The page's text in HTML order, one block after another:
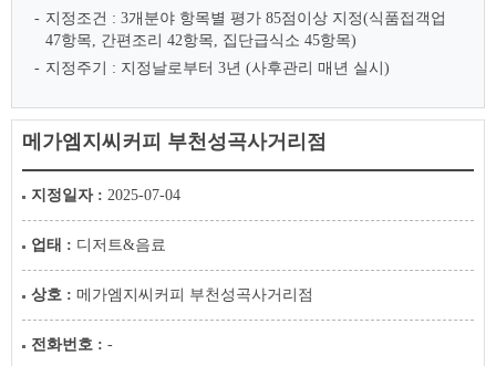
지정조건 : 3개분야 항목별 평가 85점이상 지정(식품접객업
47항목, 간편조리 42항목, 집단급식소 45항목)
지정주기 : 지정날로부터 3년 (사후관리 매년 실시)
메가엠지씨커피 부천성곡사거리점
지정일자 : 2025-07-04
업태 : 디저트&음료
상호 : 메가엠지씨커피 부천성곡사거리점
전화번호 : -